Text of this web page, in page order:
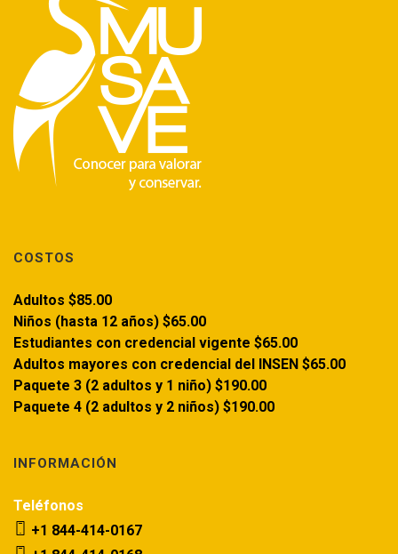
COSTOS
Adultos $85.00
Niños (hasta 12 años) $65.00
Estudiantes con credencial vigente $65.00
Adultos mayores con credencial del INSEN $65.00
Paquete 3 (2 adultos y 1 niño) $190.00
Paquete 4 (2 adultos y 2 niños) $190.00
INFORMACIÓN
Teléfonos
+1 844-414-0167